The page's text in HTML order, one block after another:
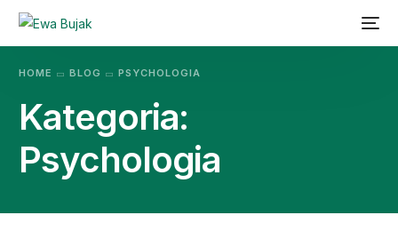
HOME BLOG PSYCHOLOGIA
Kategoria:
Psychologia